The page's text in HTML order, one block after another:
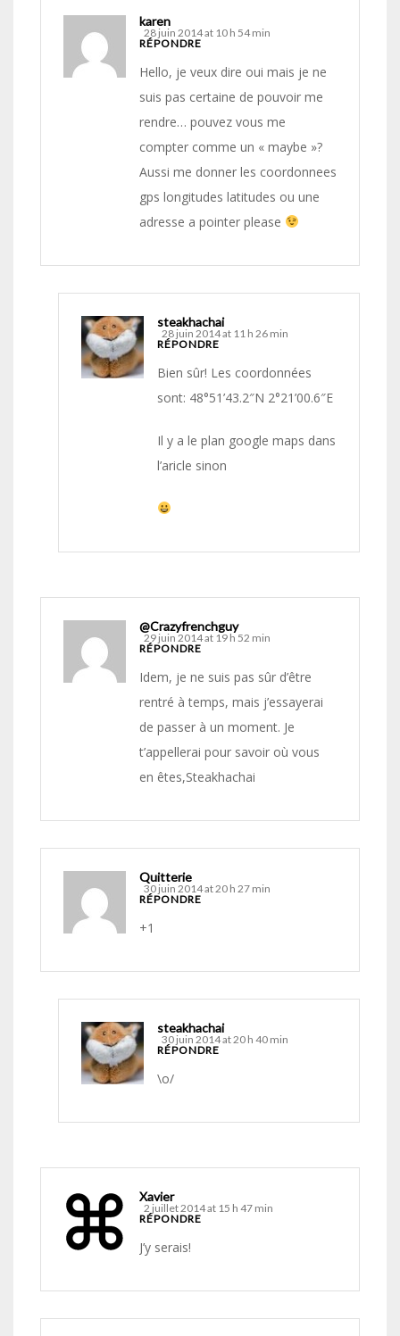
karen
28 juin 2014 at 10 h 54 min
RÉPONDRE
Hello, je veux dire oui mais je ne
suis pas certaine de pouvoir me
rendre… pouvez vous me
compter comme un « maybe »?
Aussi me donner les coordonnees
gps longitudes latitudes ou une
adresse a pointer please
steakhachai
28 juin 2014 at 11 h 26 min
RÉPONDRE
Bien sûr! Les coordonnées
sont: 48°51’43.2″N 2°21’00.6″E
Il y a le plan google maps dans
l’aricle sinon
@Crazyfrenchguy
29 juin 2014 at 19 h 52 min
RÉPONDRE
Idem, je ne suis pas sûr d’être
rentré à temps, mais j’essayerai
de passer à un moment. Je
t’appellerai pour savoir où vous
en êtes,Steakhachai
Quitterie
30 juin 2014 at 20 h 27 min
RÉPONDRE
+1
steakhachai
30 juin 2014 at 20 h 40 min
RÉPONDRE
\o/
Xavier
2 juillet 2014 at 15 h 47 min
RÉPONDRE
J’y serais!